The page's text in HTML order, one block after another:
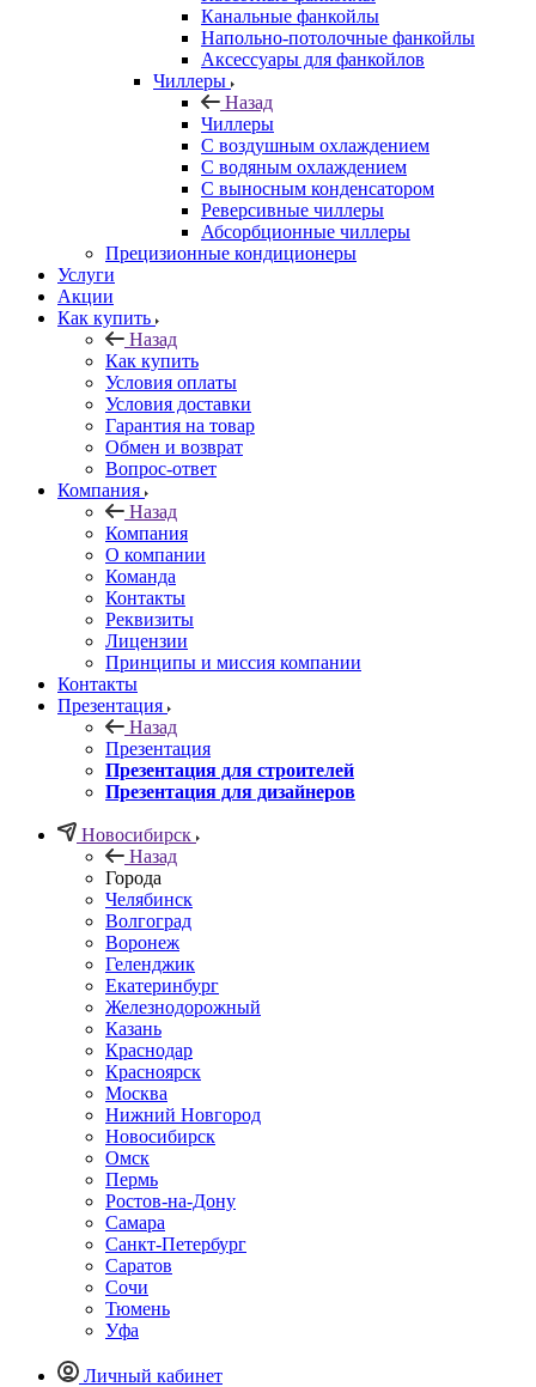
Канальные фанкойлы
Напольно-потолочные фанкойлы
Аксессуары для фанкойлов
Чиллеры
Назад
Чиллеры
С воздушным охлаждением
С водяным охлаждением
С выносным конденсатором
Реверсивные чиллеры
Абсорбционные чиллеры
Прецизионные кондиционеры
Услуги
Акции
Как купить
Назад
Как купить
Условия оплаты
Условия доставки
Гарантия на товар
Обмен и возврат
Вопрос-ответ
Компания
Назад
Компания
О компании
Команда
Контакты
Реквизиты
Лицензии
Принципы и миссия компании
Контакты
Презентация
Назад
Презентация
Презентация для строителей
Презентация для дизайнеров
Новосибирск
Назад
Города
Челябинск
Волгоград
Воронеж
Геленджик
Екатеринбург
Железнодорожный
Казань
Краснодар
Красноярск
Москва
Нижний Новгород
Новосибирск
Омск
Пермь
Ростов-на-Дону
Самара
Санкт-Петербург
Саратов
Сочи
Тюмень
Уфа
Личный кабинет